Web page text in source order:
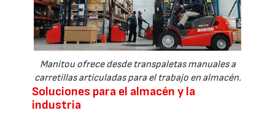
Manitou ofrece desde transpaletas manuales a
carretillas articuladas para el trabajo en almacén.
Soluciones para el almacén y la
industria